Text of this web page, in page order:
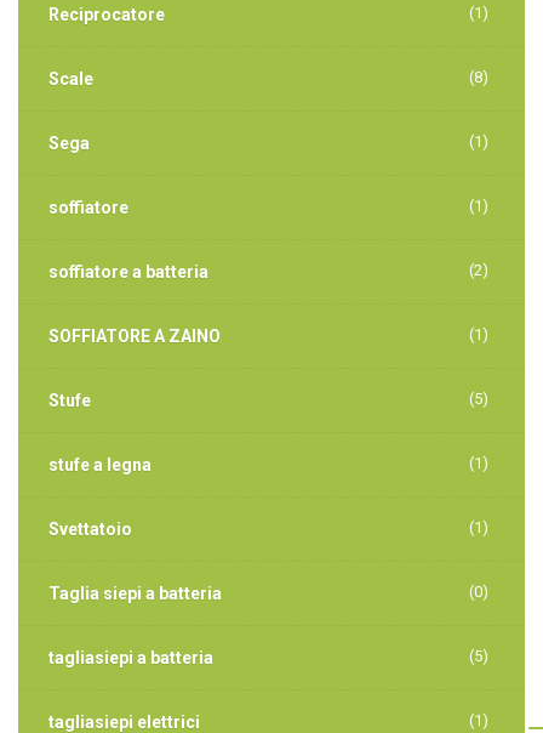
Reciprocatore (1)
Scale (8)
Sega (1)
soffiatore (1)
soffiatore a batteria (2)
SOFFIATORE A ZAINO (1)
Stufe (5)
stufe a legna (1)
Svettatoio (1)
Taglia siepi a batteria (0)
tagliasiepi a batteria (5)
tagliasiepi elettrici (1)